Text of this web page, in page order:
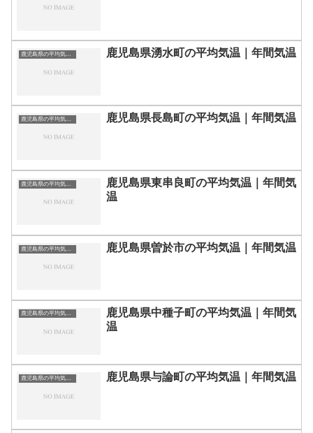
鹿児島県の平均気温まとめ 鹿児島県湧水町の平均気温｜年間気温
鹿児島県の平均気温まとめ 鹿児島県長島町の平均気温｜年間気温
鹿児島県の平均気温まとめ
鹿児島県東串良町の平均気温｜年間気
温
鹿児島県の平均気温まとめ 鹿児島県曽於市の平均気温｜年間気温
鹿児島県の平均気温まとめ
鹿児島県中種子町の平均気温｜年間気
温
鹿児島県の平均気温まとめ 鹿児島県与論町の平均気温｜年間気温